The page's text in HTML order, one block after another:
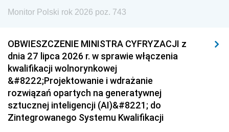
Monitor Polski rok 2026 poz. 743
OBWIESZCZENIE MINISTRA CYFRYZACJI z
dnia 27 lipca 2026 r. w sprawie włączenia
kwalifikacji wolnorynkowej
&#8222;Projektowanie i wdrażanie
rozwiązań opartych na generatywnej
sztucznej inteligencji (AI)&#8221; do
Zintegrowanego Systemu Kwalifikacji